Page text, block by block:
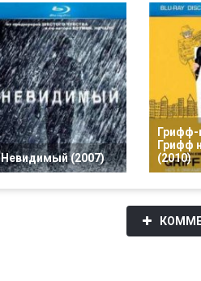
Невидимый (2007)
Грифф
(2010)